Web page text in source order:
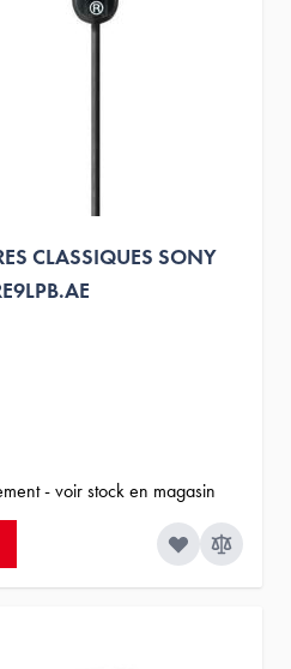
CLASSIQUES SONY
- voir stock en magasin